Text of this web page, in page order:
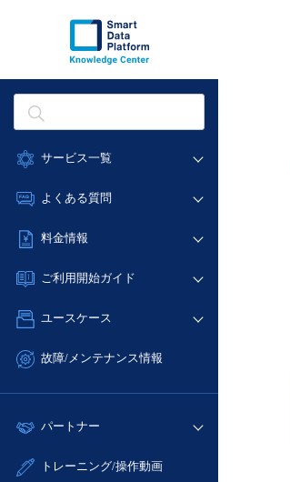
サービス一覧
データ利活用
ネットワーク
IoT
サポート
管理機能
よくある質問
データ利活用
ネットワーク
IoT
サポート
管理機能
すべてのメニューを見る
料金情報
料金シミュレーター
クラウド/サーバー
ネットワーク
サポート
すべてのメニューを見る
ご利用開始ガイド
■ 管理機能
- 初期設定・確認
- ユーザー機能の管理
ユースケース
- バックアップ
- IoT
故障/メンテナンス情報
サービス稼働状況
故障/メンテナンス履歴
定期メンテナンス
パートナー
販売パートナー向けプログラム
トレーニング/操作動画